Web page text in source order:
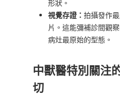
形狀。
視覺存證： 拍攝發作
片。這能彌補診間觀
病灶最原始的型態。
中獸醫特別關注
切